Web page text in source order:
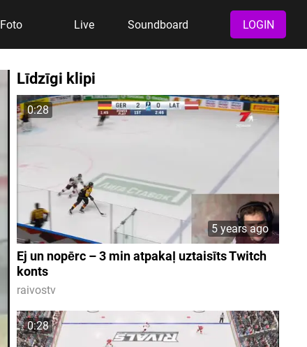
Foto Live Soundboard LOGIN
Līdzīgi klipi
0:28
5 years ago
Ej un nopērc – 3 min atpakaļ uztaisīts Twitch
konts
raivostv
0:28